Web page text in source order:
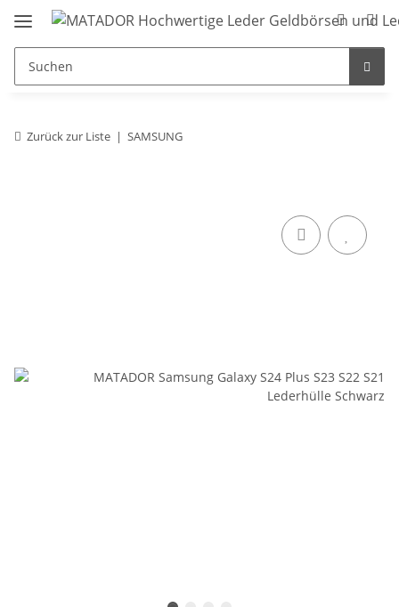
Zurück zur Liste SAMSUNG